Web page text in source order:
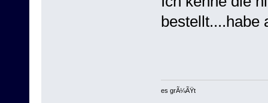
bestellt....habe
es grÃ¼ÃŸt